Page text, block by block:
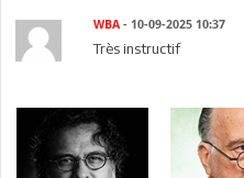
WBA - 10-09-2025 10:37
Très instructif